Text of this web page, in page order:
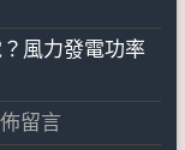
風力發電功率
留言